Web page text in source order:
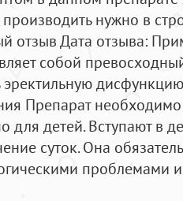
нужно в
отзыв Дата отзыва:
собой
Препарат
для детей. Вступают в
суток. Она
проблемами